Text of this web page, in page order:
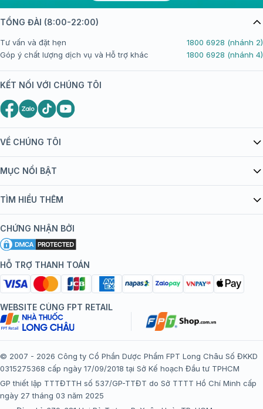
VỀ CHÚNG TÔI
Giới thiệu Tiêm Chủng FPT Long Châu
bán hàng
Chính sách nội dung
Chính sách bảo mật
Chính sách bảo mật dữ liệu cá nhân
Chính sách thanh toán
Chính sách đổi trả gói, mũi tiêm tại trung tâm tiêm chủng
FPT Long Châu
Thể lệ chương trình “Tích điểm nhận đặc quyền”
MỤC NỔI BẬT
Danh mục vắc xin
Đội ngũ bác sĩ, chuyên gia
Hệ thống trung tâm tiêm chủng
TÌM HIỂU THÊM
Khuyến mãi
Tôi nên tiêm gì?
Tiêm chủng đi nước ngoài
CHỨNG NHẬN BỞI
HỖ TRỢ THANH TOÁN
TỔNG ĐÀI (8:00-22:00)
Tư vấn và đặt hẹn
1800 6928 (nhánh 2)
Góp ý chất lượng dịch vụ và Hỗ trợ khác
1800 6928 (nhánh 4)
KẾT NỐI VỚI CHÚNG TÔI
WEBSITE CÙNG FPT RETAIL
© 2007 - 2026 Công ty Cổ Phần Dược Phẩm FPT Long Châu Số ĐKKD
0315275368 cấp ngày 17/09/2018 tại Sở Kế hoạch Đầu tư TPHCM
GP thiết lập TTTĐTTH số 537/GP-TTĐT do Sở TTTT Hồ Chí Minh cấp
ngày 27 tháng 03 năm 2025